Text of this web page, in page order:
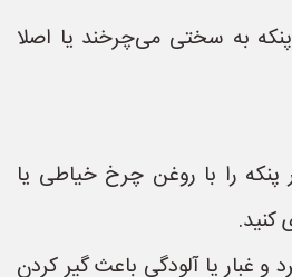
به سختی می‌چرخند یا اصلا
را با روغن چرخ خیاطی یا
غبار یا آلودگی باعث گیر کردن